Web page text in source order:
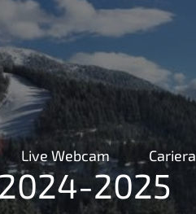
Live Webcam Cariera
2025